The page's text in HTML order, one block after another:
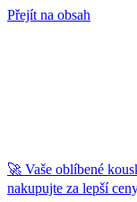
Přejít na obsah
🚀 Vaše oblíbené
nakupujte za lepší